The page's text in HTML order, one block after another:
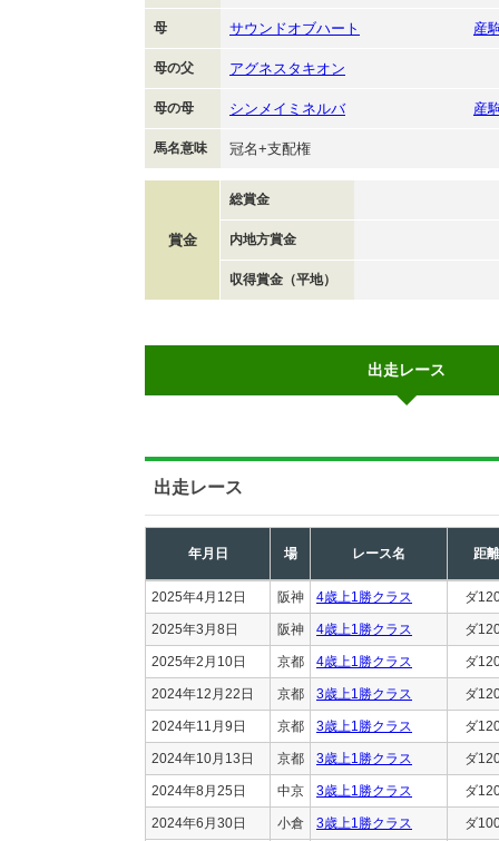
母 サウンドオブハート 産
母の父 アグネスタキオン
母の母 シンメイミネルバ 産
馬名意味 冠名+支配権
賞金
総賞金
内地方賞金
収得賞金（平地）
出走レース
出走レース
年月日 場 レース名 距離
2025年4月12日 阪神 4歳上1勝クラス ダ
2025年3月8日 阪神 4歳上1勝クラス ダ
2025年2月10日 京都 4歳上1勝クラス ダ
2024年12月22日 京都 3歳上1勝クラス ダ
2024年11月9日 京都 3歳上1勝クラス ダ
2024年10月13日 京都 3歳上1勝クラス ダ
2024年8月25日 中京 3歳上1勝クラス ダ
2024年6月30日 小倉 3歳上1勝クラス ダ